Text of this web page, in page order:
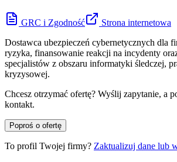
GRC i Zgodność
Strona internetowa
Dostawca ubezpieczeń cybernetycznych dla
ryzyka, finansowanie reakcji na incydenty
specjalistów z obszaru informatyki śledczej,
kryzysowej.
Chcesz otrzymać ofertę? Wyślij zapytanie, a
kontakt.
Poproś o ofertę
To profil Twojej firmy? Zaktualizuj dane lub